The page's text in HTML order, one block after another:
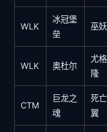
WLK
冰冠堡
垒
巫
WLK 奥杜尔
尤
隆
CTM
巨龙之
魂
死
翼